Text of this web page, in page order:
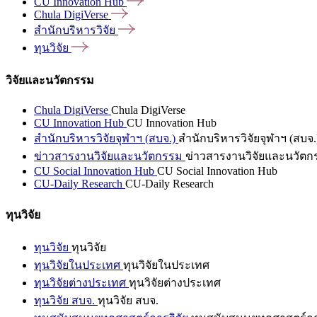
Chula DigiVerse
สำนักบริหารวิจัย
ทุนวิจัย
วิจัยและนวัตกรรม
Chula DigiVerse Chula DigiVerse
CU Innovation Hub CU Innovation Hub
สำนักบริหารวิจัยจุฬาฯ (สบจ.) สำนักบริหารวิจัยจุฬาฯ (สบจ
ข่าวสารงานวิจัยและนวัตกรรม ข่าวสารงานวิจัยและนวัตก
CU Social Innovation Hub CU Social Innovation Hub
CU-Daily Research CU-Daily Research
ทุนวิจัย
ทุนวิจัย ทุนวิจัย
ทุนวิจัยในประเทศ ทุนวิจัยในประเทศ
ทุนวิจัยต่างประเทศ ทุนวิจัยต่างประเทศ
ทุนวิจัย สบจ. ทุนวิจัย สบจ.